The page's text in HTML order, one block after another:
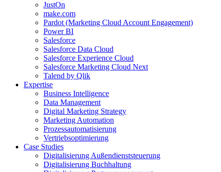
JustOn
make.com
Pardot (Marketing Cloud Account Engagement)
Power BI
Salesforce
Salesforce Data Cloud
Salesforce Experience Cloud
Salesforce Marketing Cloud Next
Talend by Qlik
Expertise
Business Intelligence
Data Management
Digital Marketing Strategy
Marketing Automation
Prozessautomatisierung
Vertriebsoptimierung
Case Studies
Digitalisierung Außendienststeuerung
Digitalisierung Buchhaltung